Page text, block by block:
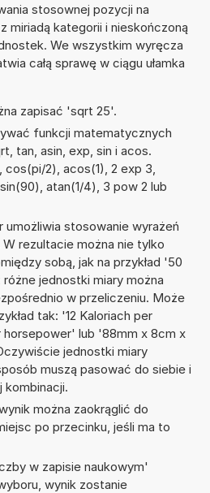
stosownej pozycji na
miriadą kategorii i nieskończoną
We wszystkim wyręcza
całą sprawę w ciągu ułamka
zapisać 'sqrt 25'.
funkcji matematycznych
tan, asin, exp, sin i acos.
cos(pi/2), acos(1), 2 exp 3,
atan(1/4), 3 pow 2 lub
umożliwia stosowanie wyrażeń
rezultacie można nie tylko
sobą, jak na przykład '50
jednostki miary można
w przeliczeniu. Może
tak: '12 Kaloriach per
horsepower' lub '88mm x 8cm x
jednostki miary
muszą pasować do siebie i
kombinacji.
można zaokrąglić do
po przecinku, jeśli ma to
w zapisie naukowym'
wynik zostanie